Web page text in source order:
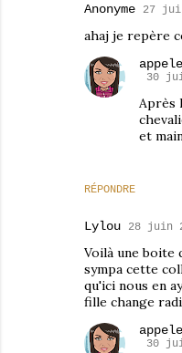
Anonyme 27
ahaj je repère
RÉPONDRE
30
Après
et
Lylou 28 juin
Voilà une boite
sympa cette
qu'ici nous en
fille change
30